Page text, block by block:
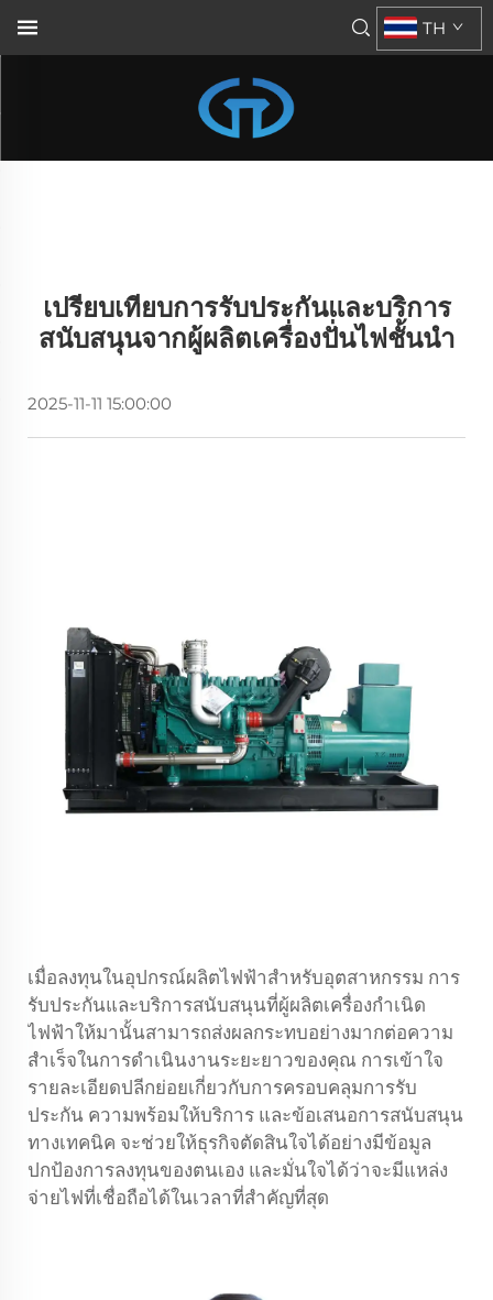
TH
เปรียบเทียบการรับประกันและบริการ
สนับสนุนจากผู้ผลิตเครื่องปั่นไฟชั้นนำ
2025-11-11 15:00:00
เมื่อลงทุนในอุปกรณ์ผลิตไฟฟ้าสำหรับอุตสาหกรรม การ
รับประกันและบริการสนับสนุนที่ผู้ผลิตเครื่องกำเนิด
ไฟฟ้าให้มานั้นสามารถส่งผลกระทบอย่างมากต่อความ
สำเร็จในการดำเนินงานระยะยาวของคุณ การเข้าใจ
รายละเอียดปลีกย่อยเกี่ยวกับการครอบคลุมการรับ
ประกัน ความพร้อมให้บริการ และข้อเสนอการสนับสนุน
ทางเทคนิค จะช่วยให้ธุรกิจตัดสินใจได้อย่างมีข้อมูล
ปกป้องการลงทุนของตนเอง และมั่นใจได้ว่าจะมีแหล่ง
จ่ายไฟที่เชื่อถือได้ในเวลาที่สำคัญที่สุด